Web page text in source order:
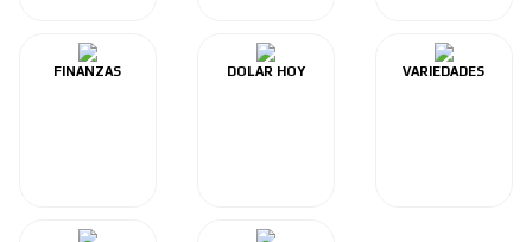
FINANZAS DOLAR HOY VARIEDADES